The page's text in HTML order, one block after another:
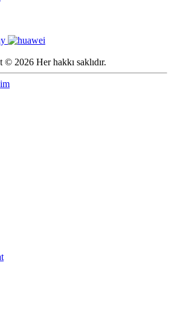
2026 Her hakkı saklıdır.